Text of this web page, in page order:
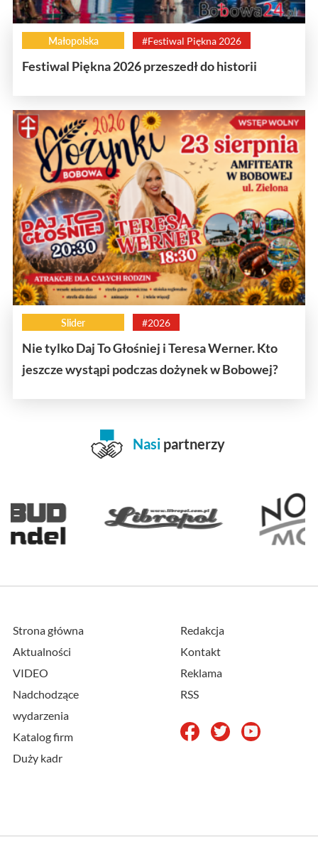
Małopolska #Festiwal Piękna 2026
Festiwal Piękna 2026 przeszedł do historii
Slider #2026
Nie tylko Daj To Głośniej i Teresa Werner. Kto
jeszcze wystąpi podczas dożynek w Bobowej?
Nasi partnerzy
Strona główna
Aktualności
VIDEO
Nadchodzące
wydarzenia
Katalog firm
Duży kadr
Redakcja
Kontakt
Reklama
RSS